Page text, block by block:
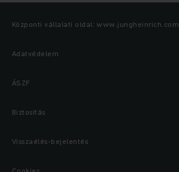
Központi vállalati oldal: www.jungheinrich.com
Adatvédelem
ÁSZF
Biztosítás
Visszaélés-bejelentés